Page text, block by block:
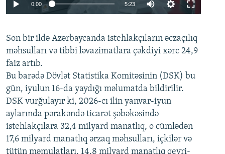
Auto 240p 360p 480p
720p 1080p
0:00 5:23
360p
480p
720p
1080p
Son bir ildə Azərbaycanda istehlakçıların əczaçılıq
məhsulları və tibbi ləvazimatlara çəkdiyi xərc 24,9
faiz artıb.
Bu barədə Dövlət Statistika Komitəsinin (DSK) bu
gün, iyulun 16-da yaydığı məlumatda bildirilir.
DSK vurğulayır ki, 2026-cı ilin yanvar-iyun
aylarında pərakəndə ticarət şəbəkəsində
istehlakçılara 32,4 milyard manatlıq, o cümlədən
17,6 milyard manatlıq ərzaq məhsulları, içkilər və
tütün məmulatları, 14,8 milyard manatlıq qeyri-